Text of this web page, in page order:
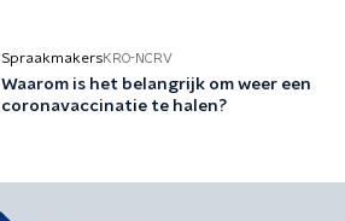
SpraakmakersKRO-NCRV
Waarom is het belangrijk om weer een
coronavaccinatie te halen?